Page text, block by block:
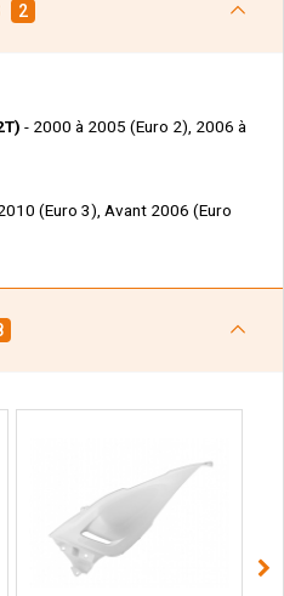
2
- 2000 à 2005 (Euro 2), 2006 à
(Euro 3), Avant 2006 (Euro